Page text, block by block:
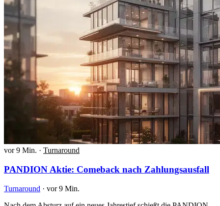
vor 9 Min. · Turnaround
PANDION Aktie: Comeback nach Zahlungsausfall
Turnaround · vor 9 Min.